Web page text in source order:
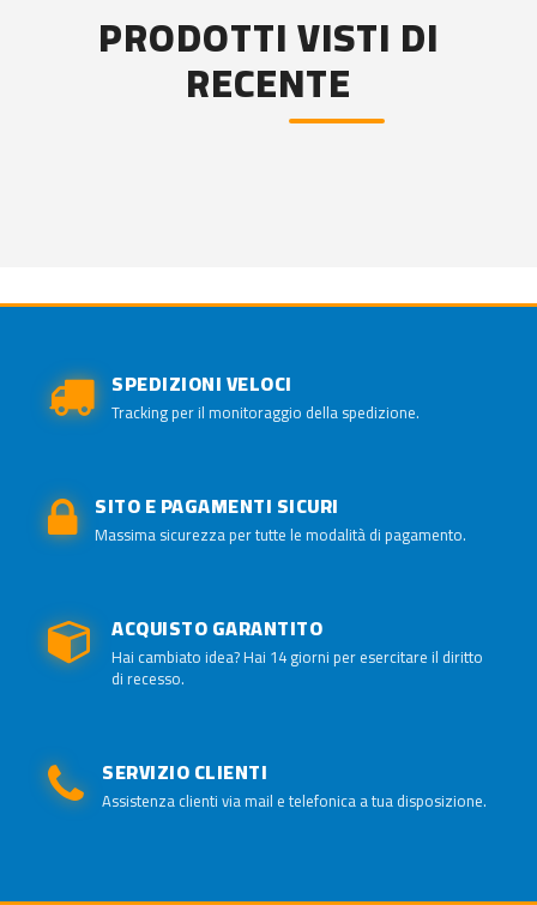
PRODOTTI VISTI DI
RECENTE
SPEDIZIONI VELOCI
Tracking per il monitoraggio della spedizione.
SITO E PAGAMENTI SICURI
Massima sicurezza per tutte le modalità di pagamento.
ACQUISTO GARANTITO
Hai cambiato idea? Hai 14 giorni per esercitare il diritto
di recesso.
SERVIZIO CLIENTI
Assistenza clienti via mail e telefonica a tua disposizione.